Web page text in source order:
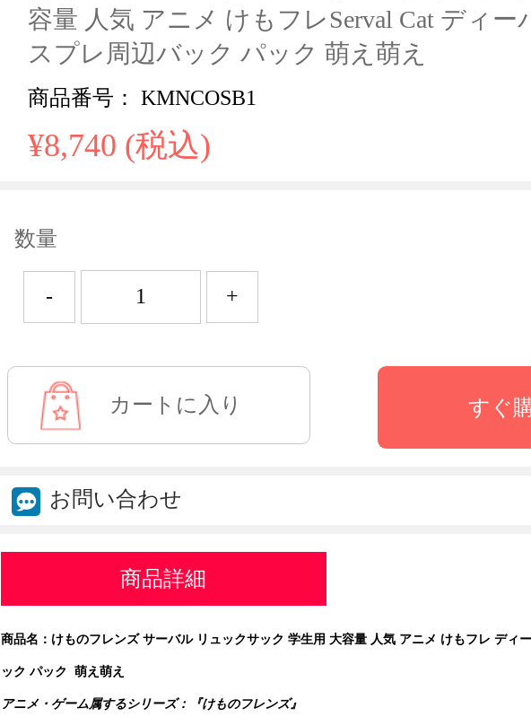
容量 人気 アニメ けもフレServal Cat ディー
スプレ周辺バック パック 萌え萌え
商品番号： KMNCOSB1
¥8,740 (税込)
数量
- +
すぐ
お問い合わせ
商品詳細
商品名：けものフレンズ サーバル リュックサック 学生用 大容量 人気 アニメ けもフレ ディ
ック パック 萌え萌え
アニメ・ゲーム属するシリーズ：『けものフレンズ』